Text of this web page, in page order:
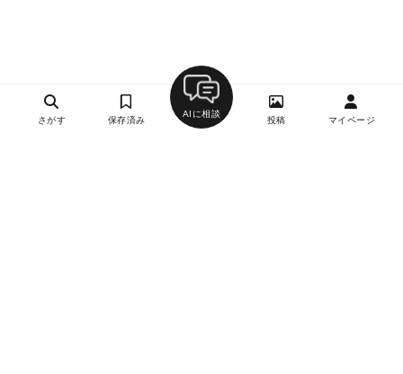
さがす 保存済み
AIに相談
投稿 マイページ